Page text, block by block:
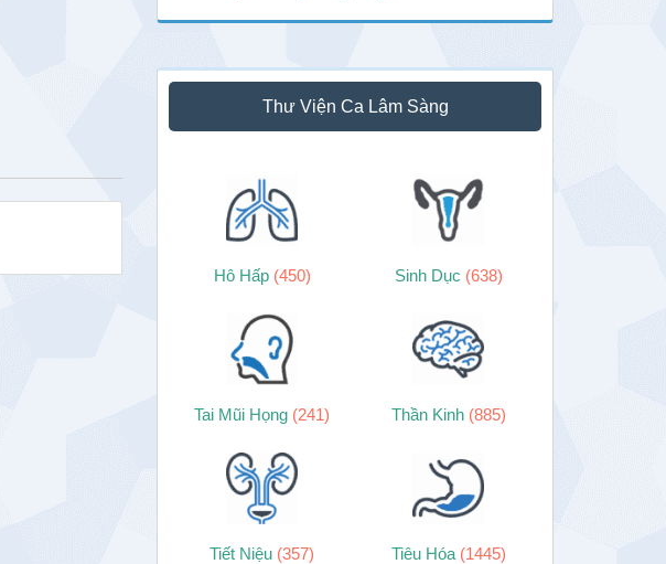
Thư Viện Ca Lâm Sàng
Hô Hấp (450) Sinh Dục (638)
Tai Mũi Họng (241) Thần Kinh (885)
Tiết Niệu (357) Tiêu Hóa (1445)